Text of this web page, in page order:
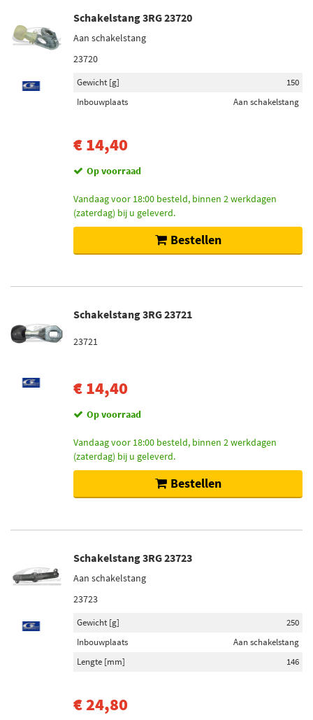
Schakelstang 3RG 23720
Aan schakelstang
23720
Gewicht [g]
150
Inbouwplaats
Aan schakelstang
€ 14,40
Op voorraad
Vandaag voor 18:00 besteld, binnen 2 werkdagen
(zaterdag) bij u geleverd.
Bestellen
Schakelstang 3RG 23721
23721
€ 14,40
Op voorraad
Vandaag voor 18:00 besteld, binnen 2 werkdagen
(zaterdag) bij u geleverd.
Bestellen
Schakelstang 3RG 23723
Aan schakelstang
23723
Gewicht [g]
250
Inbouwplaats
Aan schakelstang
Lengte [mm]
146
€ 24,80